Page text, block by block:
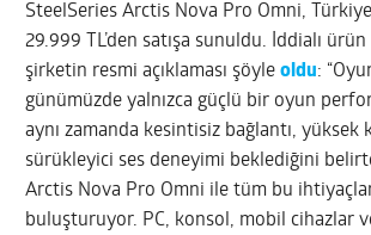
SteelSeries Arctis Nova Pro Omni,
29.999 TL’den satışa sunuldu. İddialı ürün
şirketin resmi açıklaması şöyleoldu:
günümüzde yalnızca güçlü bir oyun
aynı zamanda kesintisiz bağlantı,
sürükleyici ses deneyimi beklediğini
Arctis Nova Pro Omni ile tüm bu
buluşturuyor. PC, konsol, mobil cihazlar